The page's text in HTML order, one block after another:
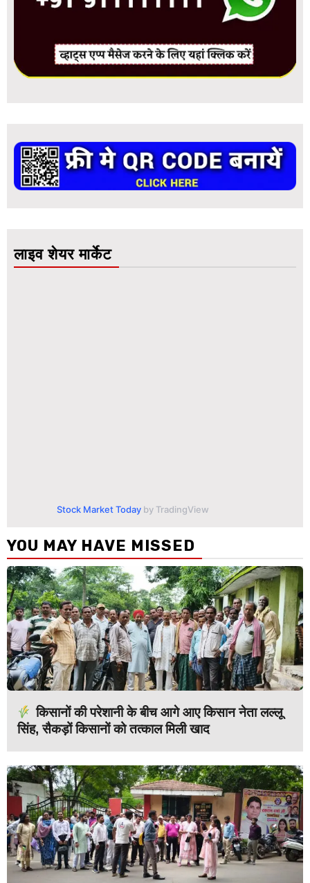
लाइव शेयर मार्केट
Stock Market Today by TradingView
YOU MAY HAVE MISSED
किसानों की परेशानी के बीच आगे आए किसान नेता लल्लू
सिंह, सैकड़ों किसानों को तत्काल मिली खाद